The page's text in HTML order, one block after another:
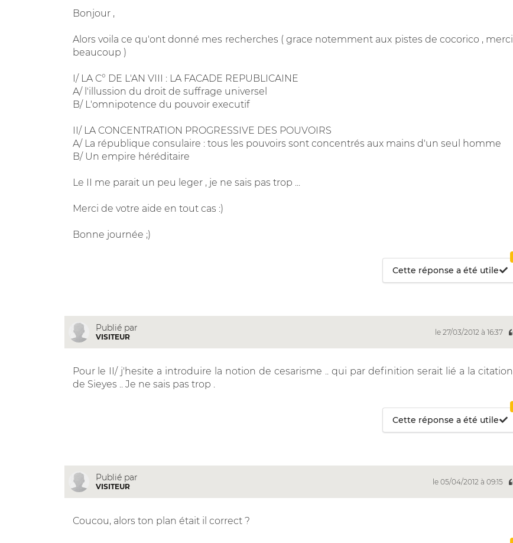
Bonjour ,
Alors voila ce qu'ont donné mes recherches ( grace notemment aux pistes de cocorico , merci
beaucoup )
I/ LA C° DE L'AN VIII : LA FACADE REPUBLICAINE
A/ l'illussion du droit de suffrage universel
B/ L'omnipotence du pouvoir executif
II/ LA CONCENTRATION PROGRESSIVE DES POUVOIRS
A/ La république consulaire : tous les pouvoirs sont concentrés aux mains d'un seul homme
B/ Un empire héréditaire
Le II me parait un peu leger , je ne sais pas trop ...
Merci de votre aide en tout cas :)
Bonne journée ;)
Cette réponse a été utile
Publié par
VISITEUR
le 27/03/2012 à 16:37
Pour le II/ j'hesite a introduire la notion de cesarisme .. qui par definition serait lié a la citation
de Sieyes .. Je ne sais pas trop .
Cette réponse a été utile
Publié par
VISITEUR
le 05/04/2012 à 09:15
Coucou, alors ton plan était il correct ?